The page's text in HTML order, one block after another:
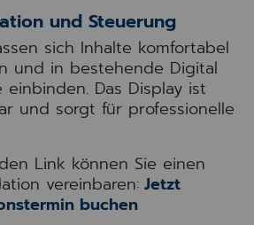
und Steuerung
sich Inhalte komfortabel
und in bestehende Digital
einbinden. Das Display ist
und sorgt für professionelle
Link können Sie einen
vereinbaren: Jetzt
buchen